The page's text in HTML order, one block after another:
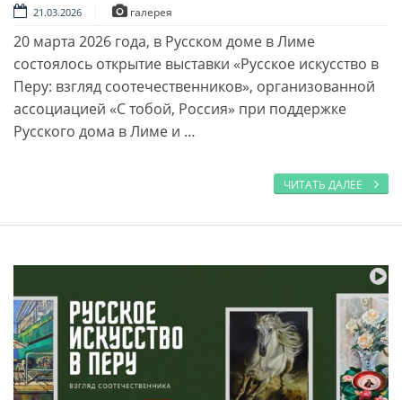
21.03.2026 галерея
20 марта 2026 года, в Русском доме в Лиме
состоялось открытие выставки «Русское искусство в
Перу: взгляд соотечественников», организованной
ассоциацией «С тобой, Россия» при поддержке
Русского дома в Лиме и …
ЧИТАТЬ ДАЛЕЕ